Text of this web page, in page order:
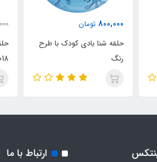
800,000 تومان
حلقه شنا بادی کودک با طرح
رنگ
ارتباط با ما